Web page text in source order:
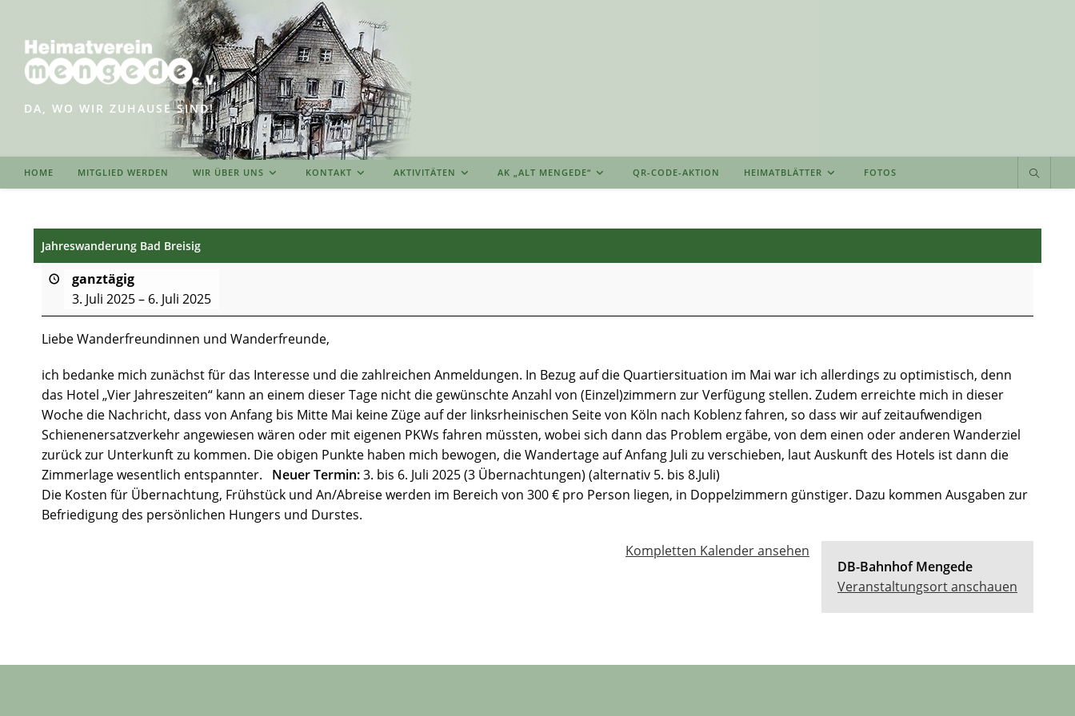
springen
DA, WO WIR ZUHAUSE SIND!
HOME MITGLIED WERDEN WIR ÜBER UNS KONTAKT AKTIVITÄTEN AK „ALT MENGEDE“ QR-CODE-AKTION HEIMATBLÄTTER FOTOS
Jahreswanderung Bad Breisig
ganztägig
3. Juli 2025– 6. Juli 2025
Liebe Wanderfreundinnen und Wanderfreunde,
ich bedanke mich zunächst für das Interesse und die zahlreichen Anmeldungen. In Bezug auf die Quartiersituation im Mai war ich allerdings zu optimistisch, denn
das Hotel „Vier Jahreszeiten“ kann an einem dieser Tage nicht die gewünschte Anzahl von (Einzel)zimmern zur Verfügung stellen. Zudem erreichte mich in dieser
Woche die Nachricht, dass von Anfang bis Mitte Mai keine Züge auf der linksrheinischen Seite von Köln nach Koblenz fahren, so dass wir auf zeitaufwendigen
Schienenersatzverkehr angewiesen wären oder mit eigenen PKWs fahren müssten, wobei sich dann das Problem ergäbe, von dem einen oder anderen Wanderziel
zurück zur Unterkunft zu kommen. Die obigen Punkte haben mich bewogen, die Wandertage auf Anfang Juli zu verschieben, laut Auskunft des Hotels ist dann die
Zimmerlage wesentlich entspannter. Neuer Termin:3. bis 6. Juli 2025 (3 Übernachtungen) (alternativ 5. bis 8.Juli)
Die Kosten für Übernachtung, Frühstück und An/Abreise werden im Bereich von 300 € pro Person liegen, in Doppelzimmern günstiger. Dazu kommen Ausgaben zur
Befriedigung des persönlichen Hungers und Durstes.
DB-Bahnhof Mengede
Veranstaltungsort anschauen
Kompletten Kalender ansehen